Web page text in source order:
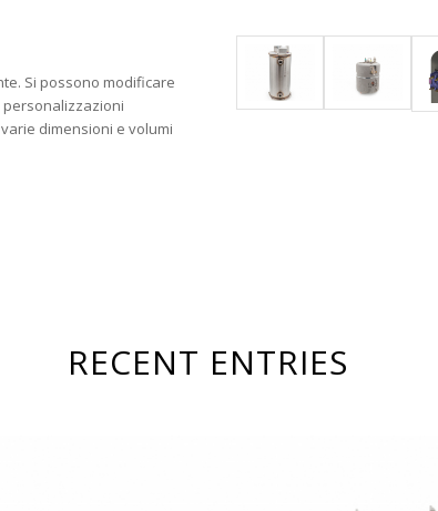
Si possono modificare
personalizzazioni
dimensioni e volumi
RECENT ENTRIES